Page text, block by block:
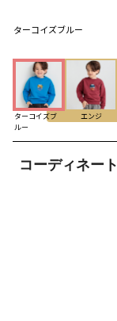
ターコイズブルー
ターコイズブ
ルー
エンジ
コーディネート